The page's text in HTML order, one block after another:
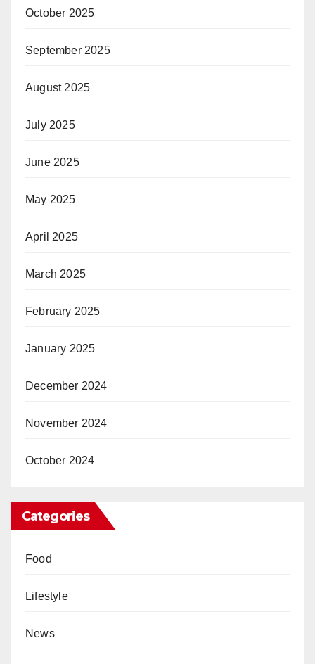
October 2025
September 2025
August 2025
July 2025
June 2025
May 2025
April 2025
March 2025
February 2025
January 2025
December 2024
November 2024
October 2024
Categories
Food
Lifestyle
News